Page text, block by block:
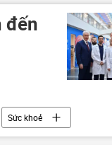
đến
Sức khoẻ
bệnh